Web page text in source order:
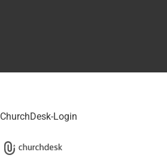
ChurchDesk-Login